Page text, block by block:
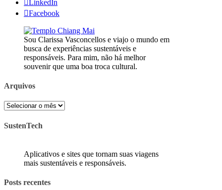
LinkedIn
Facebook
Sou Clarissa Vasconcellos e viajo o mundo em
busca de experiências sustentáveis e
responsáveis. Para mim, não há melhor
souvenir que uma boa troca cultural.
Arquivos
Arquivos
SustenTech
Aplicativos e sites que tornam suas viagens
mais sustentáveis e responsáveis.
Posts recentes